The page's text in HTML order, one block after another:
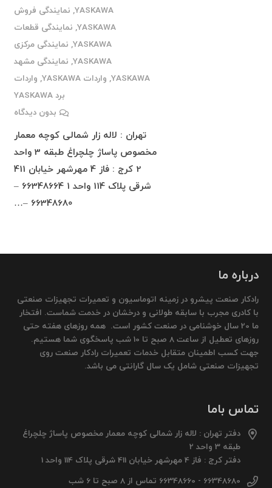
YASKAWA
, نمایندگی فروش
YASKAWA
, نمایندگی قطعات
YASKAWA
, نمایندگی مرکزی
YASKAWA
, نمایندگی مشهد
YASKAWA
, واردات YASKAWA , واردات
برد YASKAWA
بدون دیدگاه
تهران : لاله زار شمالی کوچه معمار
مخصوص پاساژ چلچراغ طبقه 3 واحد
2 کرج : فاز 4 مهرشهر خیابان 411
شرقی پلاک 114 واحد 1 66348664 –
66348680 –…
درباره ما
رادکار صنعت پیشرو در زمینه اتوماسیون و تعمیرات تجهیزات صنعتی
با کادری مجرب با سابقه طولانی و درخشان در خدمت شماست. افتخار
ما 20 سال خوشنامی در صنعت کشور است. همه روزهای هفته حتی
روزهای تعطیل از ساعت 8 صبح تا 10 شب پاسخگوی شما هستیم.
جهت کسب اطمینان متقابل خدمات تعمیرات رادکار صنعت روی
تجهیزات صنعتی شامل یک سال گارانتی می باشد.
تماس باما
دفتر تهران : لاله زار شمالی کوچه معمار مخصوص پاساژ چلچراغ
طبقه 3 واحد 2
دفتر کرج : فاز 4 مهرشهر خیابان 411 شرقی پلاک 114 واحد 1
66348680 - 66348660 تماس از 8 صبح تا 6 شب